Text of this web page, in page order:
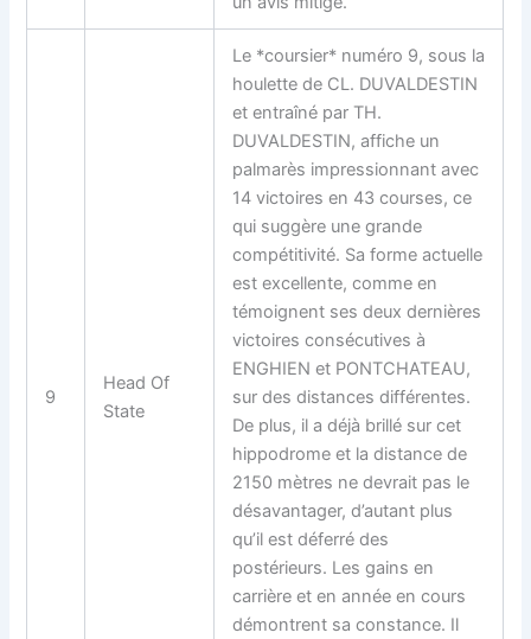
9
Head Of
State
Le *coursier* numéro 9, sous la
houlette de CL. DUVALDESTIN
et entraîné par TH.
DUVALDESTIN, affiche un
palmarès impressionnant avec
14 victoires en 43 courses, ce
qui suggère une grande
compétitivité. Sa forme actuelle
est excellente, comme en
témoignent ses deux dernières
victoires consécutives à
ENGHIEN et PONTCHATEAU,
sur des distances différentes.
De plus, il a déjà brillé sur cet
hippodrome et la distance de
2150 mètres ne devrait pas le
désavantager, d’autant plus
qu’il est déferré des
postérieurs. Les gains en
carrière et en année en cours
démontrent sa constance. Il